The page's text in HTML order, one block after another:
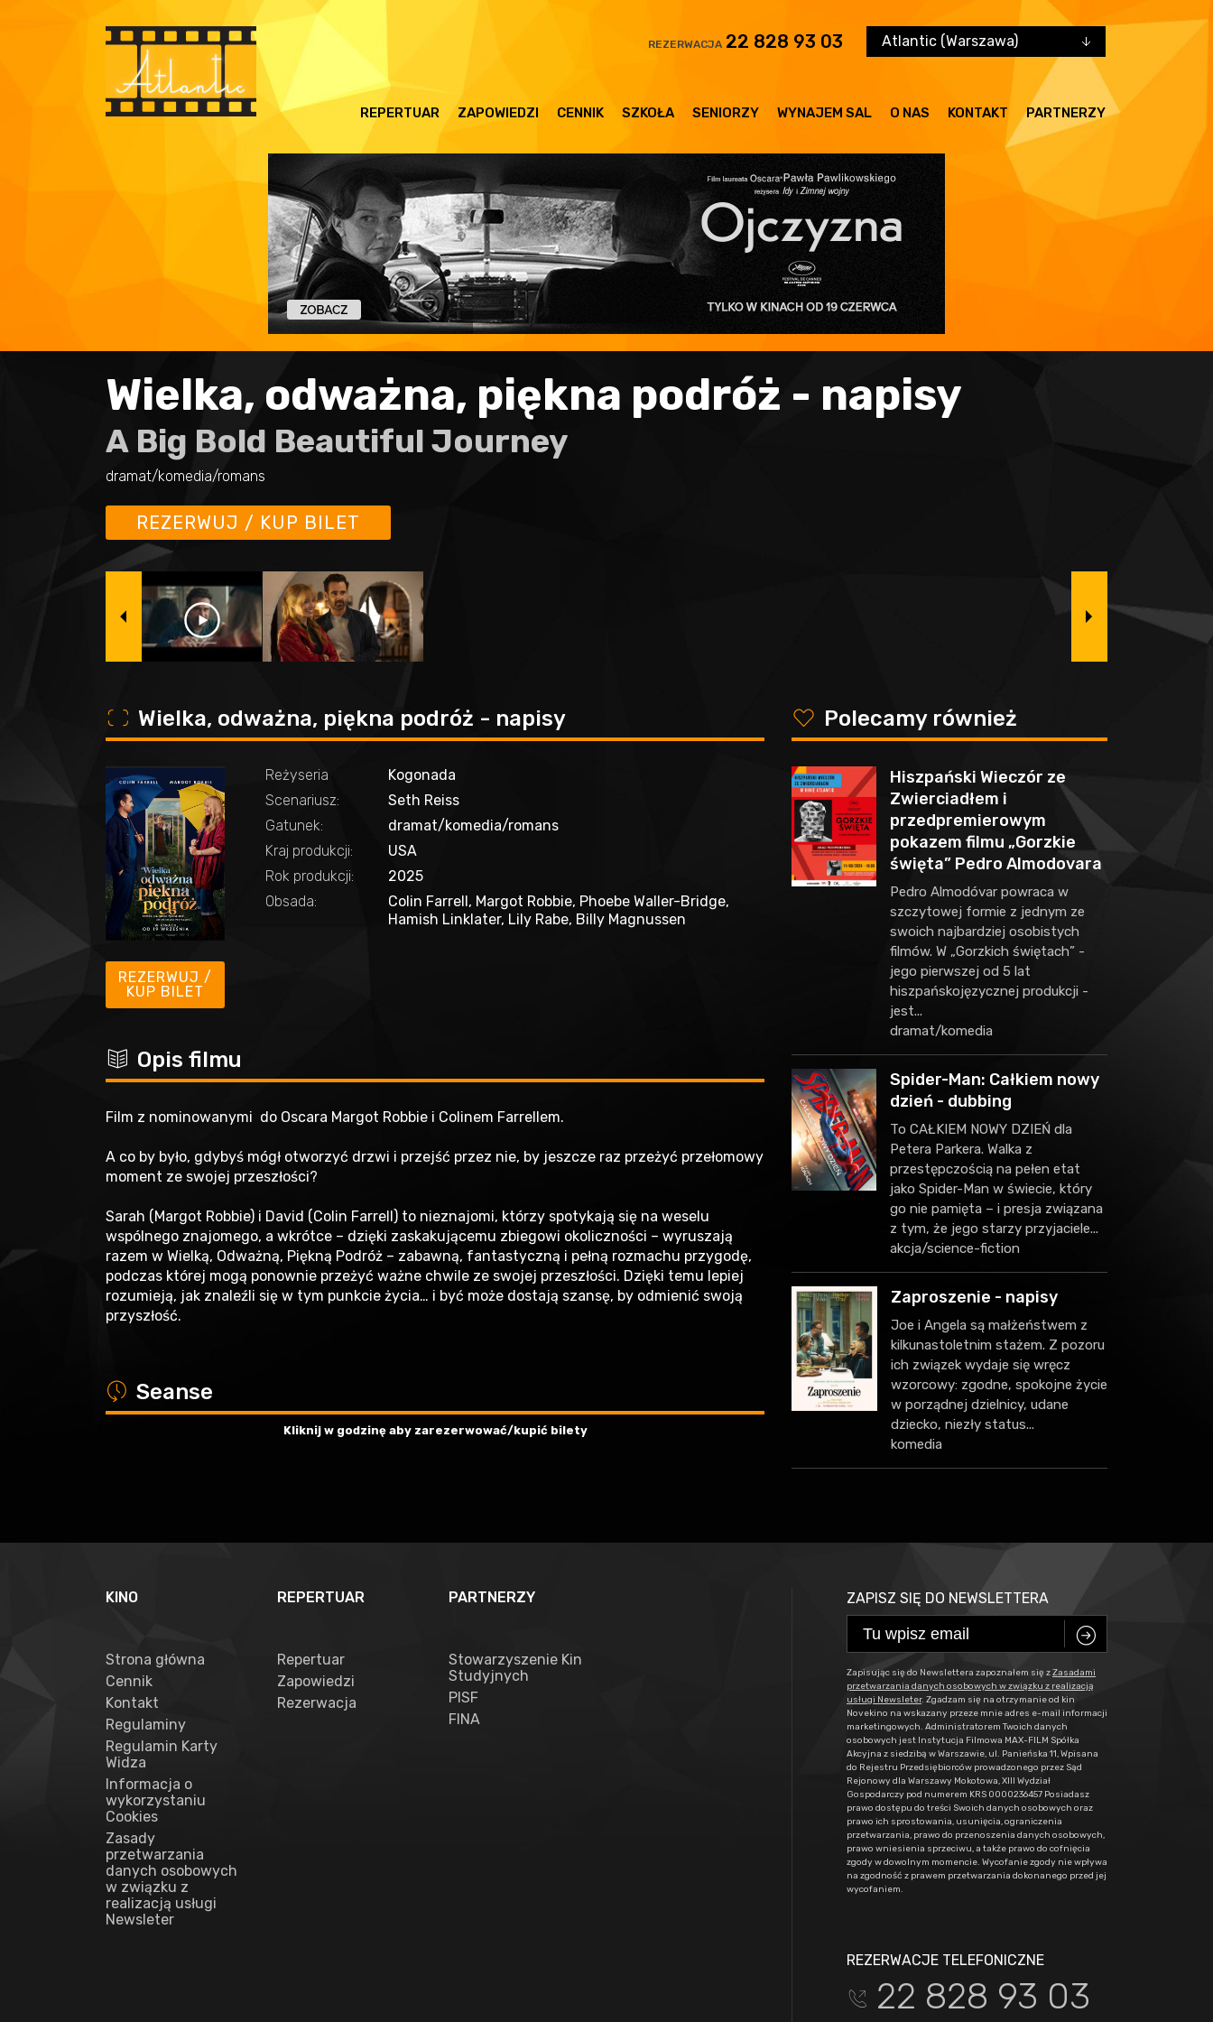
REZERWACJA 22 828 93 03 Atlantic (Warszawa)
REPERTUAR ZAPOWIEDZI CENNIK SZKOŁA SENIORZY WYNAJEM SAL O NAS KONTAKT PARTNERZY
Wielka, odważna, piękna podróż - napisy
A Big Bold Beautiful Journey
dramat/komedia/romans
REZERWUJ / KUP BILET
o Wielka, odważna, piękna podróż - napisy
REZERWUJ /
KUP BILET
Reżyseria
Kogonada
Scenariusz:
Seth Reiss
Gatunek:
dramat/komedia/romans
Kraj produkcji:
USA
Rok produkcji:
2025
Obsada:
Colin Farrell, Margot Robbie, Phoebe Waller-Bridge,
Hamish Linklater, Lily Rabe, Billy Magnussen
c Opis filmu
Film z nominowanymi do Oscara Margot Robbie i Colinem Farrellem.
A co by było, gdybyś mógł otworzyć drzwi i przejść przez nie, by jeszcze raz przeżyć przełomowy
moment ze swojej przeszłości?
Sarah (Margot Robbie) i David (Colin Farrell) to nieznajomi, którzy spotykają się na weselu
wspólnego znajomego, a wkrótce – dzięki zaskakującemu zbiegowi okoliczności – wyruszają
razem w Wielką, Odważną, Piękną Podróż – zabawną, fantastyczną i pełną rozmachu przygodę,
podczas której mogą ponownie przeżyć ważne chwile ze swojej przeszłości. Dzięki temu lepiej
rozumieją, jak znaleźli się w tym punkcie życia… i być może dostają szansę, by odmienić swoją
przyszłość.
a Seanse
Kliknij w godzinę aby zarezerwować/kupić bilety
y Polecamy również
Hiszpański Wieczór ze
Zwierciadłem i
przedpremierowym
pokazem filmu „Gorzkie
święta” Pedro Almodovara
Pedro Almodóvar powraca w
szczytowej formie z jednym ze
swoich najbardziej osobistych
filmów. W „Gorzkich świętach” -
jego pierwszej od 5 lat
hiszpańskojęzycznej produkcji -
jest...
dramat/komedia
Spider-Man: Całkiem nowy
dzień - dubbing
To CAŁKIEM NOWY DZIEŃ dla
Petera Parkera. Walka z
przestępczością na pełen etat
jako Spider-Man w świecie, który
go nie pamięta – i presja związana
z tym, że jego starzy przyjaciele...
akcja/science-fiction
Zaproszenie - napisy
Joe i Angela są małżeństwem z
kilkunastoletnim stażem. Z pozoru
ich związek wydaje się wręcz
wzorcowy: zgodne, spokojne życie
w porządnej dzielnicy, udane
dziecko, niezły status...
komedia
KINO
Strona główna
Cennik
Kontakt
Regulaminy
Regulamin Karty
Widza
Informacja o
wykorzystaniu
Cookies
Zasady
przetwarzania
danych osobowych
w związku z
realizacją usługi
Newsleter
REPERTUAR
Repertuar
Zapowiedzi
Rezerwacja
PARTNERZY
Stowarzyszenie Kin
Studyjnych
PISF
FINA
ZAPISZ SIĘ DO NEWSLETTERA
C
Zapisując się do Newslettera zapoznałem się zZasadami
przetwarzania danych osobowych w związku z realizacją
usługi Newsleter. Zgadzam się na otrzymanie od kin
Novekino na wskazany przeze mnie adres e-mail informacji
marketingowych. Administratorem Twoich danych
osobowych jest Instytucja Filmowa MAX-FILM Spółka
Akcyjna z siedzibą w Warszawie, ul. Panieńska 11, Wpisana
do Rejestru Przedsiębiorców prowadzonego przez Sąd
Rejonowy dla Warszawy Mokotowa, XIII Wydział
Gospodarczy pod numerem KRS 0000236457 Posiadasz
prawo dostępu do treści Swoich danych osobowych oraz
prawo ich sprostowania, usunięcia, ograniczenia
przetwarzania, prawo do przenoszenia danych osobowych,
prawo wniesienia sprzeciwu, a także prawo do cofnięcia
zgody w dowolnym momencie. Wycofanie zgody nie wpływa
na zgodność z prawem przetwarzania dokonanego przed jej
wycofaniem.
REZERWACJE TELEFONICZNE
t 22 828 93 03